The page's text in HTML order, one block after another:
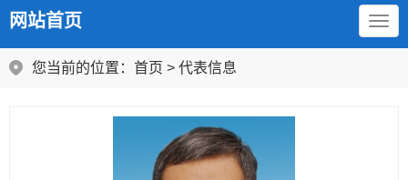
网站首页
您当前的位置： 首页 > 代表信息